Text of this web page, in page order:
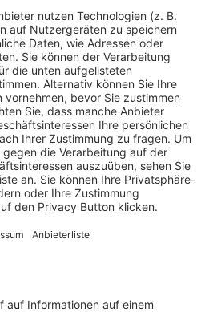
SEITEN